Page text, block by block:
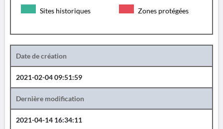
Sites historiques Zones protégées
Date de création
2021-02-04 09:51:59
Dernière modification
2021-04-14 16:34:11